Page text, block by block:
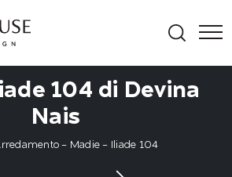
104 di Devina
Nais
- Madie - Iliade 104